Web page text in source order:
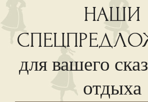
НАШИ
для вашего
отдыха